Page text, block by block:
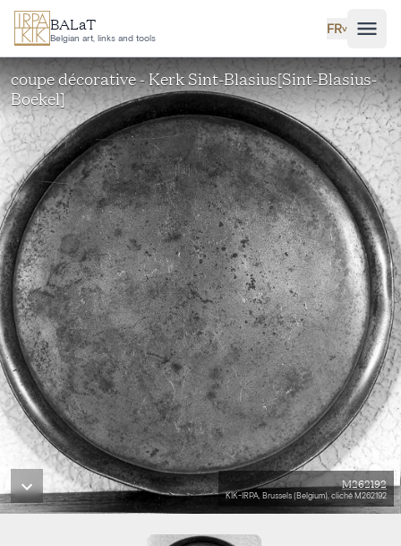
Aller au contenu principal
BALaT
Belgian art, links and tools
FR˅
coupe décorative - Kerk Sint-Blasius[Sint-Blasius-
Boekel]
M262192
KIK-IRPA, Brussels (Belgium), cliché M262192